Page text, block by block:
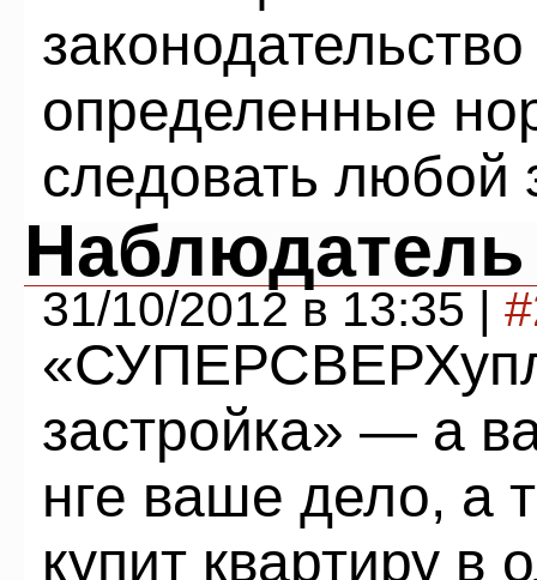
определенные
следовать любой
Наблюдатель
31/10/2012 в 13:35 |
застройка» — а
нге ваше дело, а
купит квартиру в